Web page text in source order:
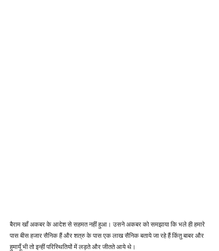
बैराम खाँ अकबर के आदेश से सहमत नहीं हुआ। उसने अकबर को समझाया कि भले ही हमारे
पास बीस हजार सैनिक हैं और शत्रु के पास एक लाख सैनिक बताये जा रहे हैं किंतु बाबर और
हुमायूँ भी तो इन्हीं परिस्थितियों में लड़ते और जीतते आये थे।